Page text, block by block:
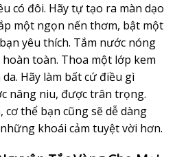
có đôi. Hãy tự tạo ra màn dạo
một ngọn nến thơm, bật một
yêu thích. Tắm nước nóng
toàn. Thoa một lớp kem
Hãy làm bất cứ điều gì
nâng niu, được trân trọng.
thể bạn cũng sẽ dễ dàng
khoái cảm tuyệt vời hơn.